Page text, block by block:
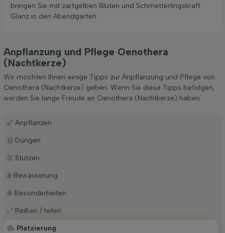
bringen Sie mit zartgelben Blüten und Schmetterlingskraft
Glanz in den Abendgarten.
Anpflanzung und Pflege Oenothera
(Nachtkerze)
Wir möchten Ihnen einige Tipps zur Anpflanzung und Pflege von
Oenothera (Nachtkerze) geben. Wenn Sie diese Tipps befolgen,
werden Sie lange Freude an Oenothera (Nachtkerze) haben.
Platzierung
Anpflanzen
Düngen
Stutzen
Bewässerung
Besonderheiten
Reißen / teilen